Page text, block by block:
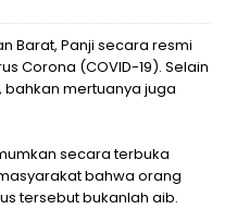
Barat, Panji secara resmi
Corona (COVID-19). Selain
bahkan mertuanya juga
secara terbuka
bahwa orang
tersebut bukanlah aib.